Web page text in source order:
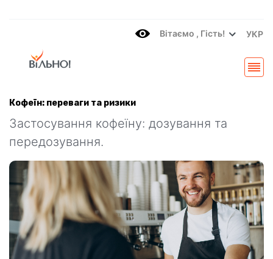
Вітаємo , Гість! УКР
Кофеїн: переваги та ризики
Застосування кофеїну: дозування та
передозування.